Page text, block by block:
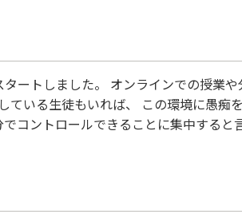
ートしました。 オンラインでの授業
いる生徒もいれば、 この環境に愚痴
コントロールできることに集中する